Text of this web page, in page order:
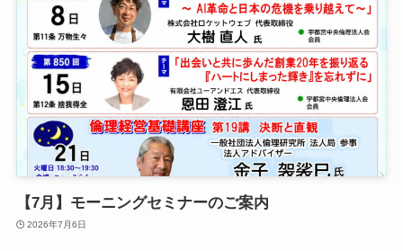
【7月】モーニングセミナーのご案内
2026年7月6日